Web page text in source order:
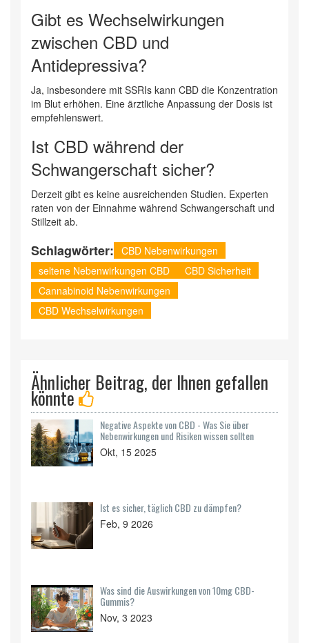
Gibt es Wechselwirkungen
zwischen CBD und
Antidepressiva?
Ja, insbesondere mit SSRIs kann CBD die Konzentration
im Blut erhöhen. Eine ärztliche Anpassung der Dosis ist
empfehlenswert.
Ist CBD während der
Schwangerschaft sicher?
Derzeit gibt es keine ausreichenden Studien. Experten
raten von der Einnahme während Schwangerschaft und
Stillzeit ab.
Schlagwörter: CBD Nebenwirkungen
seltene Nebenwirkungen CBD
CBD Sicherheit
Cannabinoid Nebenwirkungen
CBD Wechselwirkungen
Ähnlicher Beitrag, der Ihnen gefallen
könnte
Negative Aspekte von CBD - Was Sie über
Nebenwirkungen und Risiken wissen sollten
Okt, 15 2025
Ist es sicher, täglich CBD zu dämpfen?
Feb, 9 2026
Was sind die Auswirkungen von 10mg CBD-
Gummis?
Nov, 3 2023